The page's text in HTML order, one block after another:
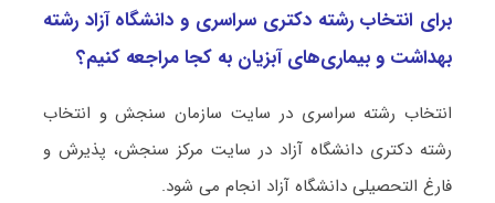
برای انتخاب رشته دکتری سراسری و دانشگاه آزاد رشته
ﺑﻬﺪاﺷﺖ و ﺑﻴﻤﺎریﻫﺎی آﺑﺰﻳﺎن به کجا مراجعه کنیم؟
انتخاب رشته سراسری در سایت سازمان سنجش و انتخاب
رشته دکتری دانشگاه آزاد در سایت مرکز سنجش، پذیرش و
فارغ التحصیلی دانشگاه آزاد انجام می شود.